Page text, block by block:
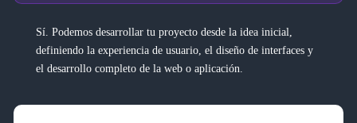
Sí. Podemos desarrollar tu proyecto desde la idea inicial,
definiendo la experiencia de usuario, el diseño de interfaces y
el desarrollo completo de la web o aplicación.